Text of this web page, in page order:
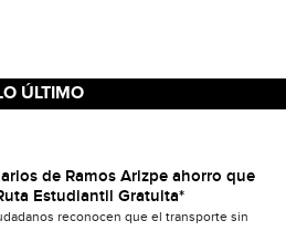
ÚLTIMO
de Ramos Arizpe ahorro que
Estudiantil Gratuita*
reconocen que el transporte sin